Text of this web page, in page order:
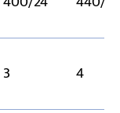
3 4